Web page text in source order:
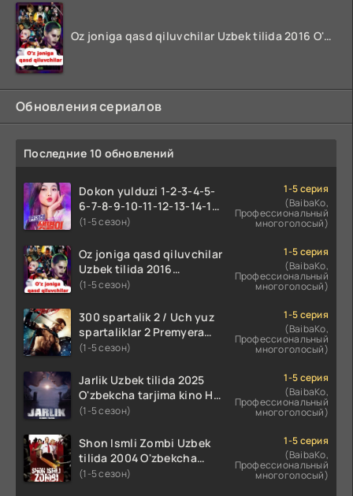
Oz joniga qasd qiluvchilar Uzbek tilida 2016 O'zbekcha tarjima kino 720p HD skachat
Обновления сериалов
Последние 10 обновлений
Dokon yulduzi 1-2-3-4-5-
6-7-8-9-10-11-12-13-14-15-
16-17 Qism Uzbek tilida
qismlari o'zbek tilida
(1-5 сезон)
1-5 серия
(BaibaKo,
Профессиональный
многоголосый)
Oz joniga qasd qiluvchilar
Uzbek tilida 2016
O'zbekcha tarjima kino
(1-5 сезон)
1-5 серия
(BaibaKo,
Профессиональный
многоголосый)
300 spartalik 2 / Uch yuz
spartaliklar 2 Premyera
Uzbek tilida 2013
skachat
(1-5 сезон)
1-5 серия
(BaibaKo,
Профессиональный
многоголосый)
Jarlik Uzbek tilida 2025
O'zbekcha tarjima kino HD
skachat
(1-5 сезон)
1-5 серия
(BaibaKo,
Профессиональный
многоголосый)
Shon Ismli Zombi Uzbek
tilida 2004 O'zbekcha
tarjima kino HD skachat
(1-5 сезон)
1-5 серия
(BaibaKo,
Профессиональный
многоголосый)